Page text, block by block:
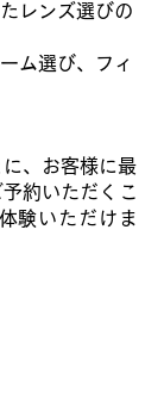
レンズ選びの
ム選び、フィ
、お客様に最
約いただくこ
験いただけま